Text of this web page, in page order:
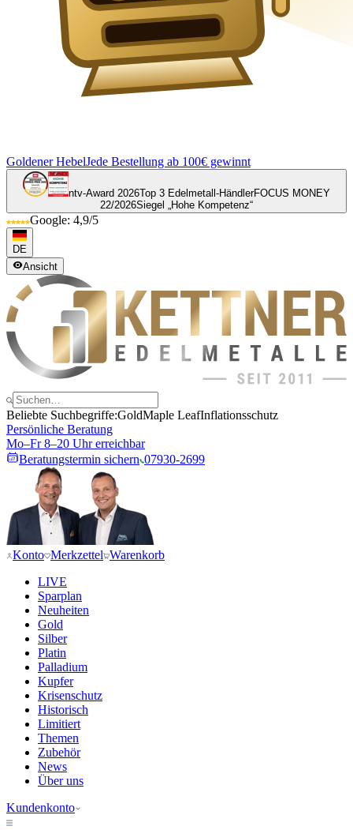
Goldener HebelJede Bestellung ab 100€ gewinnt
ntv-Award 2026Top 3 Edelmetall-HändlerFOCUS MONEY
22/2026Siegel „Hohe Kompetenz“
Google: 4,9/5
DE
Ansicht
Beliebte Suchbegriffe:GoldMaple LeafInflationsschutz
Persönliche Beratung
Mo–Fr 8–20 Uhr erreichbar
Beratungstermin sichern 07930-2699
Konto Merkzettel Warenkorb
LIVE
Sparplan
Neuheiten
Gold
Silber
Platin
Palladium
Kupfer
Krisenschutz
Historisch
Limitiert
Themen
Zubehör
News
Über uns
Kundenkonto